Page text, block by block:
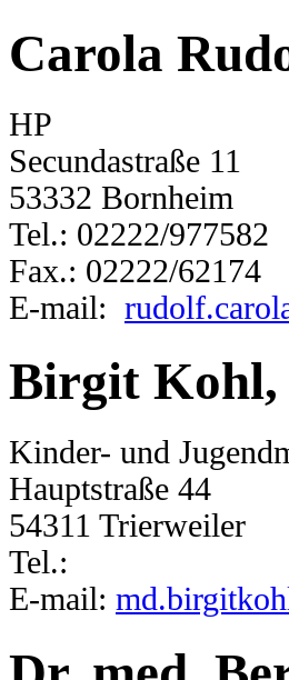
Carola
HP
Secundastraße 11
53332 Bornheim
Tel.: 02222/977582
Fax.: 02222/62174
E-mail:
Birgit Kohl,
Kinder- und
Hauptstraße 44
54311 Trierweiler
Tel.:
E-mail: